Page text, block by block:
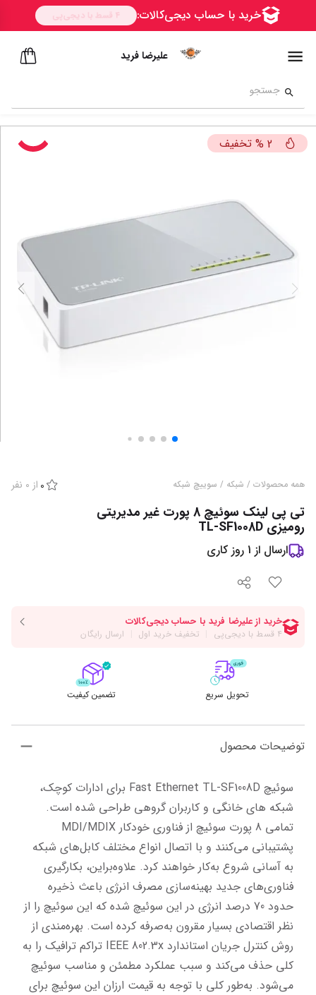
علیرضا فرید
2
% تخفیف
همه محصولات / شبکه / سوییچ شبکه 0 از 0 نفر
تی پی لینک سوئیچ 8 پورت غیر مدیریتی
رومیزی TL-SF1008D
ارسال از 1 روز کاری
تحویل سریع تضمین کیفیت
توضیحات محصول